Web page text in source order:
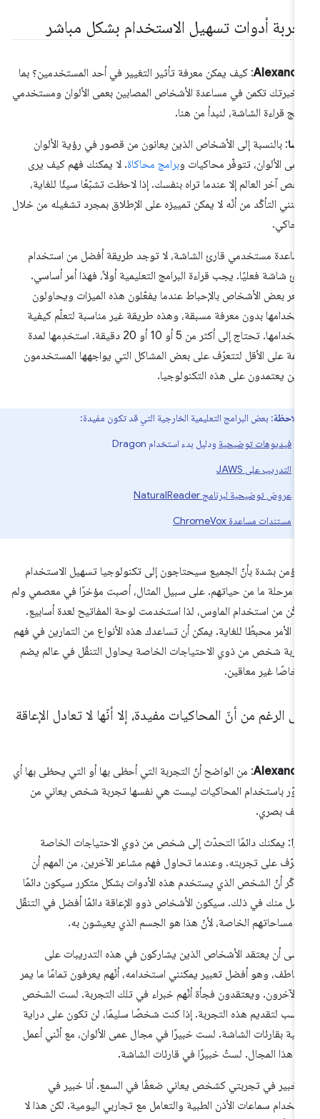
أدوات تسهيل الاستخدام بشكل مباشر
: كيف يمكن معرفة تأثير التغيير في أحد المستخدمين؟ بما
خبرتك تكمن في مساعدة الأشخاص المصابين بعمى الألوان ومستخدمي
قراءة الشاشة، لنبدأ من هنا.
: بالنسبة إلى الأشخاص الذين يعانون من قصور في رؤية الألوان
الألوان، تتوفّر محاكيات وبرامج محاكاة. لا يمكنك فهم كيف يرى
آخر العالم إلا عندما تراه بنفسك. إذا لاحظت تشبّعًا سيئًا للغاية،
التأكّد من أنّه لا يمكن تمييزه على الإطلاق بمجرد تشغيله من خلال
مستخدمي قارئ الشاشة، لا توجد طريقة أفضل من استخدام
شاشة فعليًا. يجب قراءة البرامج التعليمية أولاً، فهذا أمر أساسي.
بعض الأشخاص بالإحباط عندما يفعّلون هذه الميزات ويحاولون
بدون معرفة مسبقة، وهذه طريقة غير مناسبة لتعلّم كيفية
استخدامها. تحتاج إلى أكثر من 5 أو 10 أو 20 دقيقة. استخدِمها لمدة
على الأقل لتتعرّف على بعض المشاكل التي يواجهها المستخدمون
يعتمدون على هذه التكنولوجيا.
ملاحظة: بعض البرامج التعليمية الخارجية التي قد تكون مفيدة:
فيديوهات توضيحيةودليل بدء استخدام Dragon
التدريب على JAWS
عروض توضيحية لبرنامج NaturalReader
مستندات مساعدة ChromeVox
أؤمن بشدة بأنّ الجميع سيحتاجون إلى تكنولوجيا تسهيل الاستخدام
مرحلة ما من حياتهم. على سبيل المثال، أصبت مؤخرًا في معصمي ولم
من استخدام الماوس، لذا استخدمت لوحة المفاتيح لعدة أسابيع.
الأمر محبطًا للغاية. يمكن أن تساعدك هذه الأنواع من التمارين في فهم
شخص من ذوي الاحتياجات الخاصة يحاول التنقّل في عالم يضم
غير معاقين.
الرغم من أنّ المحاكيات مفيدة، إلا أنّها لا تعادل الإعاقة
: من الواضح أنّ التجربة التي أحظى بها أو التي يحظى بها أي
باستخدام المحاكيات ليست هي نفسها تجربة شخص يعاني من
بصري.
: يمكنك دائمًا التحدّث إلى شخص من ذوي الاحتياجات الخاصة
على تجربته. وعندما تحاول فهم مشاعر الآخرين، من المهم أن
أنّ الشخص الذي يستخدم هذه الأدوات بشكل متكرر سيكون دائمًا
منك في ذلك. سيكون الأشخاص ذوو الإعاقة دائمًا أفضل في التنقّل
مساحاتهم الخاصة، لأنّ هذا هو الجسم الذي يعيشون به.
أن يعتقد الأشخاص الذين يشاركون في هذه التدريبات على
وهو أفضل تعبير يمكنني استخدامه، أنّهم يعرفون تمامًا ما يمر
الآخرون. ويعتقدون فجأة أنّهم خبراء في تلك التجربة. لست الشخص
لتقديم هذه التجربة. إذا كنت شخصًا سليمًا، لن تكون على دراية
بقارئات الشاشة. لست خبيرًا في مجال عمى الألوان، مع أنّني أعمل
هذا المجال. لستُ خبيرًا في قارئات الشاشة.
خبير في تجربتي كشخص يعاني ضعفًا في السمع. أنا خبير في
سماعات الأذن الطبية والتعامل مع تجاربي اليومية. لكن هذا لا